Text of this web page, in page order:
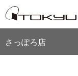
さっぽろ店